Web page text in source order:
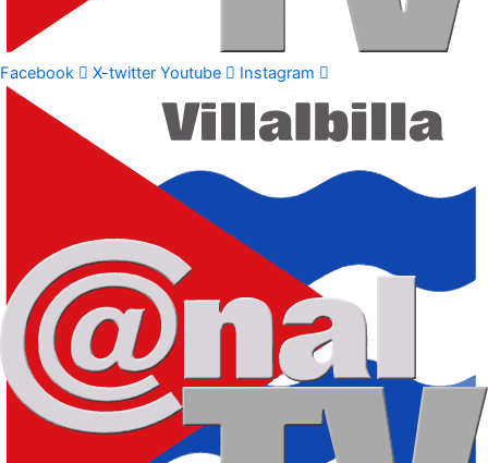
Facebook X-twitter Youtube Instagram